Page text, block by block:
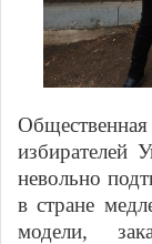
Общественная
избирателей
невольно
в стране
модели,